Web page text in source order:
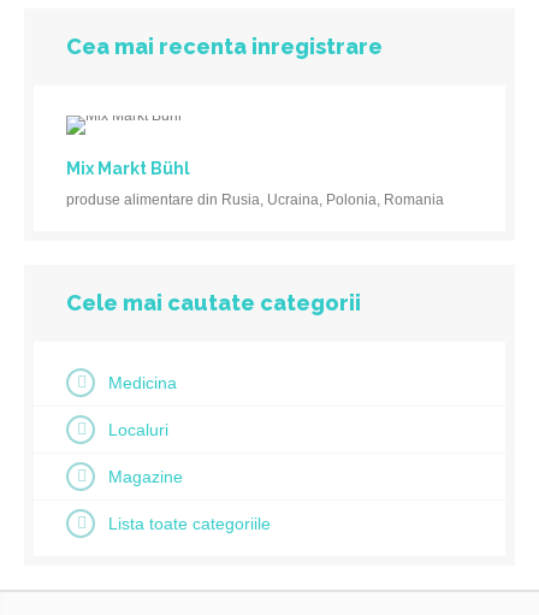
Cea mai recenta inregistrare
Mix Markt Bühl
produse alimentare din Rusia, Ucraina, Polonia, Romania
Cele mai cautate categorii
Medicina
Localuri
Magazine
Lista toate categoriile